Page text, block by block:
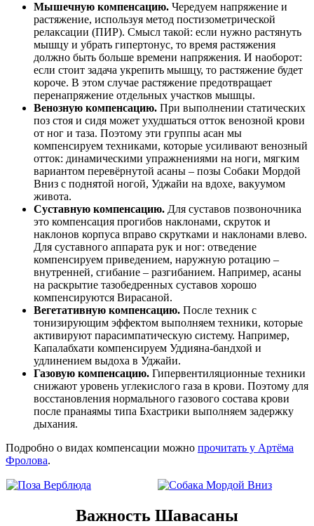
Мышечную компенсацию. Чередуем напряжение и
растяжение, используя метод постизометрической
релаксации (ПИР). Смысл такой: если нужно растянуть
мышцу и убрать гипертонус, то время растяжения
должно быть больше времени напряжения. И наоборот:
если стоит задача укрепить мышцу, то растяжение будет
короче. В этом случае растяжение предотвращает
перенапряжение отдельных участков мышцы.
Венозную компенсацию. При выполнении статических
поз стоя и сидя может ухудшаться отток венозной крови
от ног и таза. Поэтому эти группы асан мы
компенсируем техниками, которые усиливают венозный
отток: динамическими упражнениями на ноги, мягким
вариантом перевëрнутой асаны – позы Собаки Мордой
Вниз с поднятой ногой, Уджайи на вдохе, вакуумом
живота.
Суставную компенсацию. Для суставов позвоночника
это компенсация прогибов наклонами, скруток и
наклонов корпуса вправо скрутками и наклонами влево.
Для суставного аппарата рук и ног: отведение
компенсируем приведением, наружную ротацию –
внутренней, сгибание – разгибанием. Например, асаны
на раскрытие тазобедренных суставов хорошо
компенсируются Вирасаной.
Вегетативную компенсацию. После техник с
тонизирующим эффектом выполняем техники, которые
активируют парасимпатическую систему. Например,
Капалабхати компенсируем Уддияна-бандхой и
удлинением выдоха в Уджайи.
Газовую компенсацию. Гипервентиляционные техники
снижают уровень углекислого газа в крови. Поэтому для
восстановления нормального газового состава крови
после пранаямы типа Бхастрики выполняем задержку
дыхания.
Подробно о видах компенсации можно прочитать у Артёма
Фролова.
Важность Шавасаны